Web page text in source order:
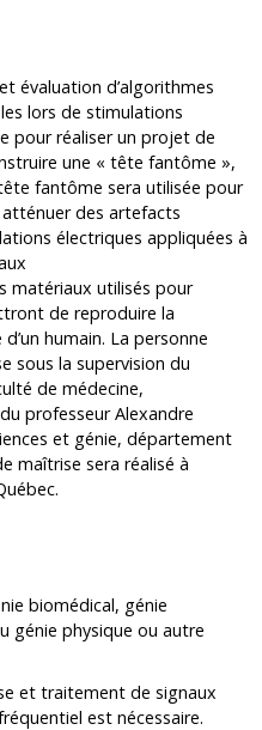
évaluation d’algorithmes
lors de stimulations
pour réaliser un projet de
une « tête fantôme »,
fantôme sera utilisée pour
atténuer des artefacts
électriques appliquées à
matériaux utilisés pour
de reproduire la
humain. La personne
sous la supervision du
de médecine,
professeur Alexandre
et génie, département
maîtrise sera réalisé à
biomédical, génie
génie physique ou autre
et traitement de signaux
est nécessaire.